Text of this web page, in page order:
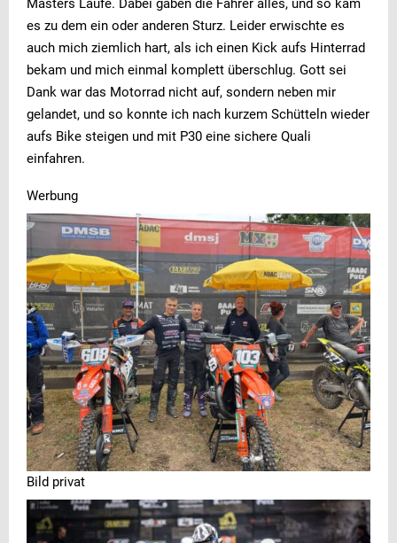
es zu dem ein oder anderen Sturz. Leider erwischte es
auch mich ziemlich hart, als ich einen Kick aufs Hinterrad
bekam und mich einmal komplett überschlug. Gott sei
Dank war das Motorrad nicht auf, sondern neben mir
gelandet, und so konnte ich nach kurzem Schütteln wieder
aufs Bike steigen und mit P30 eine sichere Quali
einfahren.
Werbung
Bild privat